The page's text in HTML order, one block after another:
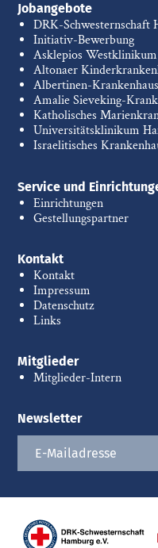
Jobangebote
DRK-Schwesternschaft
Initiativ-Bewerbung
Asklepios
Altonaer
Albertinen-
Amalie Sieveking-
Katholisches
Universitätsklinikum
Israelitisches
Service und
Einrichtungen
Gestellungspartner
Kontakt
Kontakt
Impressum
Datenschutz
Links
Mitglieder
Mitglieder-Intern
Newsletter